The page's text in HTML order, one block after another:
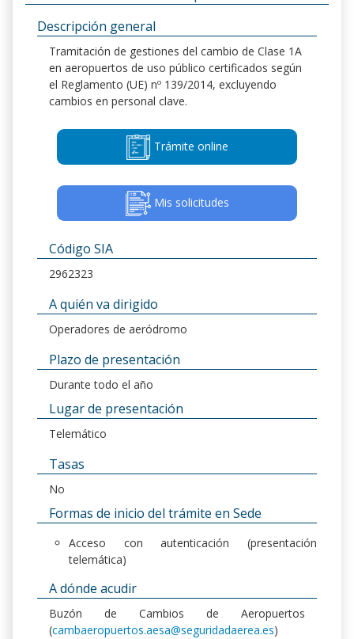
Descripción general
Tramitación de gestiones del cambio de Clase 1A
en aeropuertos de uso público certificados según
el Reglamento (UE) nº 139/2014, excluyendo
cambios en personal clave.
Trámite online
Mis solicitudes
Código SIA
2962323
A quién va dirigido
Operadores de aeródromo
Plazo de presentación
Durante todo el año
Lugar de presentación
Telemático
Tasas
No
Formas de inicio del trámite en Sede
Acceso con autenticación (presentación
telemática)
A dónde acudir
Buzón de Cambios de Aeropuertos
(cambaeropuertos.aesa@seguridadaerea.es)